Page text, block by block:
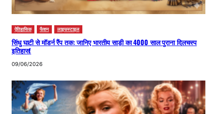
ऐतिहासिक फैशन लाइफस्टाइल
सिंधु घाटी से मॉडर्न रैंप तक: जानिए भारतीय साड़ी का 4000 साल पुराना दिलचस्प
इतिहास!
09/06/2026